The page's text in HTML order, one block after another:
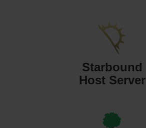
Starbound
Host Server